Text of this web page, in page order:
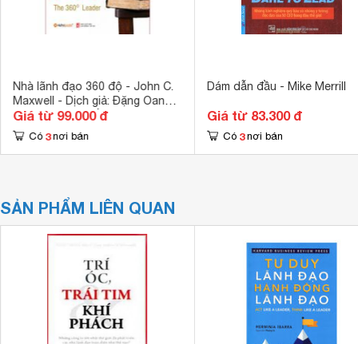
Nhà lãnh đạo 360 độ - John C.
Maxwell - Dịch giả: Đặng Oanh &
Hà Phương (Khổ lớn)
Giá từ 99.000 đ
Có 3 nơi bán
Dám dẫn đầu - Mike Merrill
Giá từ 83.300 đ
Có 3 nơi bán
SẢN PHẨM LIÊN QUAN